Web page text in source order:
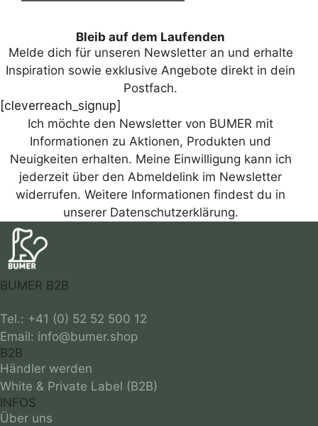
Bleib auf dem Laufenden
Melde dich für unseren Newsletter an und erhalte
Inspiration sowie exklusive Angebote direkt in dein
Postfach.
[cleverreach_signup]
Ich möchte den Newsletter von BUMER mit
Informationen zu Aktionen, Produkten und
Neuigkeiten erhalten. Meine Einwilligung kann ich
jederzeit über den Abmeldelink im Newsletter
widerrufen. Weitere Informationen findest du in
unserer Datenschutzerklärung.
BUMER B2B
Tel.: +41 (0) 52 52 500 12
B2B
Händler werden
White & Private Label (B2B)
INFOS
Über uns